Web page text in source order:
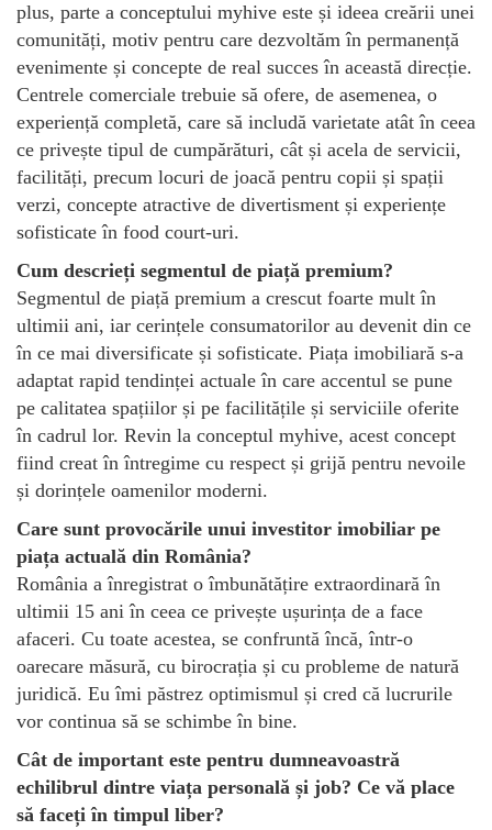
plus, parte a conceptului myhive este și ideea creării unei
comunități, motiv pentru care dezvoltăm în permanență
evenimente și concepte de real succes în această direcție.
Centrele comerciale trebuie să ofere, de asemenea, o
experiență completă, care să includă varietate atât în ceea
ce privește tipul de cumpărături, cât și acela de servicii,
facilități, precum locuri de joacă pentru copii și spații
verzi, concepte atractive de divertisment și experiențe
sofisticate în food court-uri.
Cum descrieți segmentul de piață premium?
Segmentul de piață premium a crescut foarte mult în
ultimii ani, iar cerințele consumatorilor au devenit din ce
în ce mai diversificate și sofisticate. Piața imobiliară s-a
adaptat rapid tendinței actuale în care accentul se pune
pe calitatea spațiilor și pe facilitățile și serviciile oferite
în cadrul lor. Revin la conceptul myhive, acest concept
fiind creat în întregime cu respect și grijă pentru nevoile
și dorințele oamenilor moderni.
Care sunt provocările unui investitor imobiliar pe
piața actuală din România?
România a înregistrat o îmbunătățire extraordinară în
ultimii 15 ani în ceea ce privește ușurința de a face
afaceri. Cu toate acestea, se confruntă încă, într-o
oarecare măsură, cu birocrația și cu probleme de natură
juridică. Eu îmi păstrez optimismul și cred că lucrurile
vor continua să se schimbe în bine.
Cât de important este pentru dumneavoastră
echilibrul dintre viața personală și job? Ce vă place
să faceți în timpul liber?